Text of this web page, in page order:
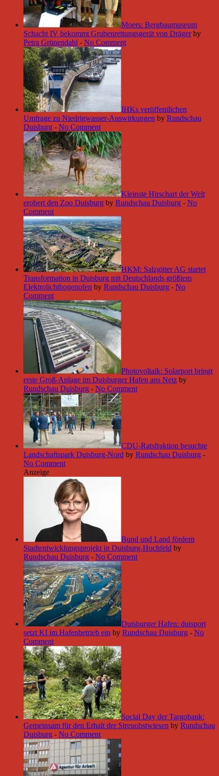
Moers: Bergbaumuseum
Schacht IV bekommt Grubenrettungsgerät von Dräger by
Petra Grünendahl - No Comment
IHKs veröffentlichen
Umfrage zu Niedrigwasser-Auswirkungen by Rundschau
Duisburg - No Comment
Kleinste Hirschart der Welt
erobert den Zoo Duisburg by Rundschau Duisburg - No
Comment
HKM: Salzgitter AG startet
Transformation in Duisburg mit Deutschlands größtem
Elektrolichtbogenofen by Rundschau Duisburg - No
Comment
Photovoltaik: Solarport bringt
erste Groß-Anlage im Duisburger Hafen ans Netz by
Rundschau Duisburg - No Comment
CDU-Ratsfraktion besuchte
Landschaftspark Duisburg-Nord by Rundschau Duisburg -
No Comment
Anzeige
Bund und Land fördern
Stadtentwicklungsprojekt in Duisburg-Hochfeld by
Rundschau Duisburg - No Comment
Duisburger Hafen: duisport
setzt KI im Hafenbetrieb ein by Rundschau Duisburg - No
Comment
Social Day der Targobank:
Gemeinsam für den Erhalt der Streuobstwiesen by Rundschau
Duisburg - No Comment